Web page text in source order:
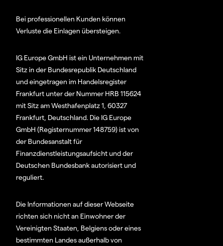
Bei professionellen Kunden können
Verluste die Einlagen übersteigen.
IG Europe GmbH ist ein Unternehmen mit
Sitz in der Bundesrepublik Deutschland
und eingetragen im Handelsregister
Frankfurt unter der Nummer HRB 115624
mit Sitz am Westhafenplatz 1, 60327
Frankfurt, Deutschland. Die IG Europe
GmbH (Registernummer 148759) ist von
der Bundesanstalt für
Finanzdienstleistungsaufsicht und der
Deutschen Bundesbank autorisiert und
reguliert.
Die Informationen auf dieser Webseite
richten sich nicht an Einwohner der
Vereinigten Staaten, Belgiens oder eines
bestimmten Landes außerhalb von